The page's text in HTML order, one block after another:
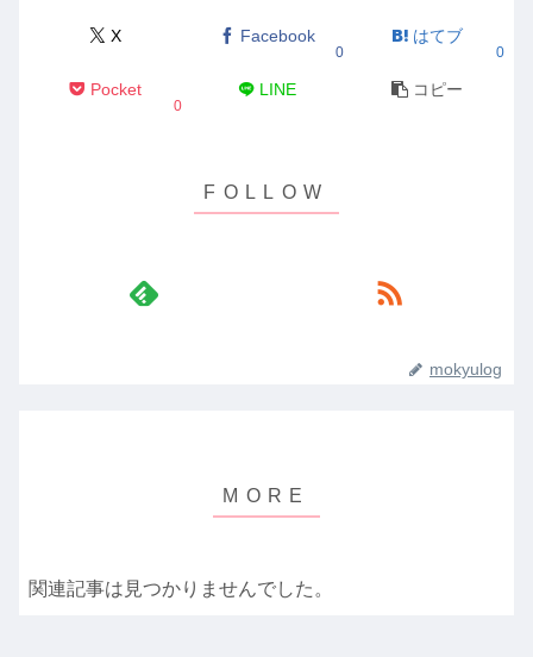
X Facebook
0
はてブ
0
Pocket
0
LINE コピー
mokyulog
関連記事は見つかりませんでした。